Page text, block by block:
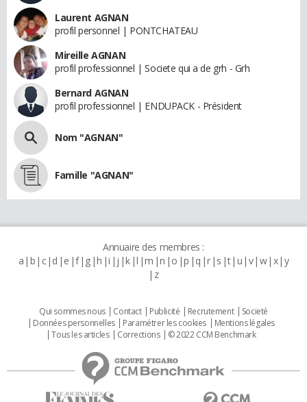
Laurent AGNAN
profil personnel | PONTCHATEAU
Mireille AGNAN
profil professionnel | Societe qui a de grh - Grh
Bernard AGNAN
profil professionnel | ENDUPACK - Président
Nom "AGNAN"
Famille "AGNAN"
Annuaire des membres :
a b c d e f g h i j k l m n o p q r s t u v w x y
z
Qui sommes nous Contact Publicité Recrutement
Societé
Données personnelles
Paramétrer les cookies
Mentions légales
Tous les articles
Corrections © 2022 CCM Benchmark